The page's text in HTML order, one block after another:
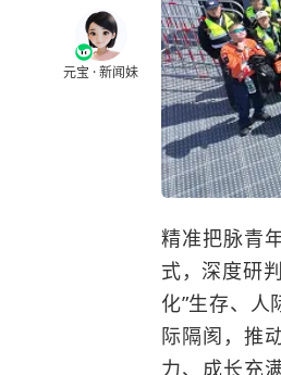
元宝 · 新闻妹
精准把脉青
式，深度研
化”生存、
际隔阂，推
力、成长充